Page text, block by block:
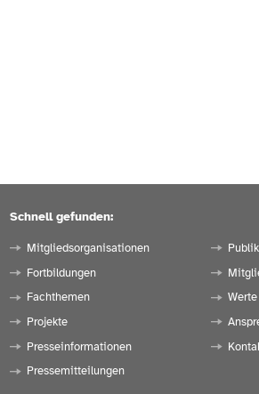
Schnell gefunden:
Mitgliedsorganisationen
Fortbildungen
Fachthemen
Projekte
Presseinformationen
Pressemitteilungen